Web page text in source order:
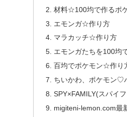
材料☆100均で作るポ
エモンガ☆作り方
マラカッチ☆作り方
エモンガたちを100均
百均でポケモン☆作り
ちいかわ、ポケモン♡
SPY×FAMILY(スパイ
migiteni-lemon.com最